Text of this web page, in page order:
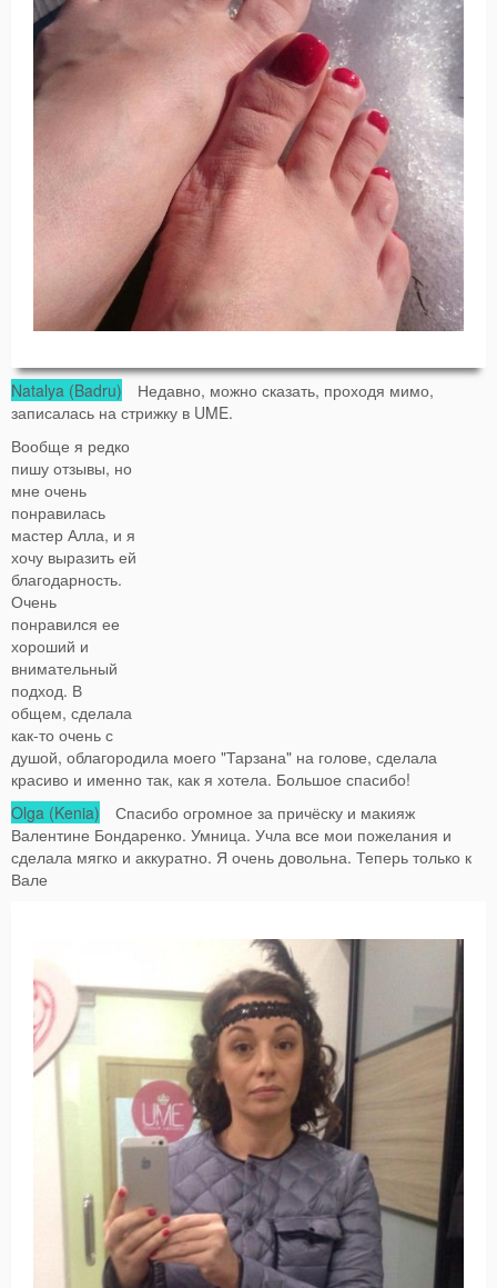
Natalya (Badru) Недавно, можно сказать, проходя мимо,
записалась на стрижку в UME.
Вообще я редко
пишу отзывы, но
мне очень
понравилась
мастер Алла, и я
хочу выразить ей
благодарность.
Очень
понравился ее
хороший и
внимательный
подход. В
общем, сделала
как-то очень с
душой, облагородила моего "Тарзана" на голове, сделала
красиво и именно так, как я хотела. Большое спасибо!
Olga (Kenia) Спасибо огромное за причёску и макияж
Валентине Бондаренко. Умница. Учла все мои пожелания и
сделала мягко и аккуратно. Я очень довольна. Теперь только к
Вале